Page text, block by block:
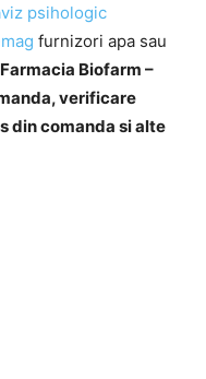
psihologic
furnizori apa sau
Biofarm –
verificare
din comanda si alte